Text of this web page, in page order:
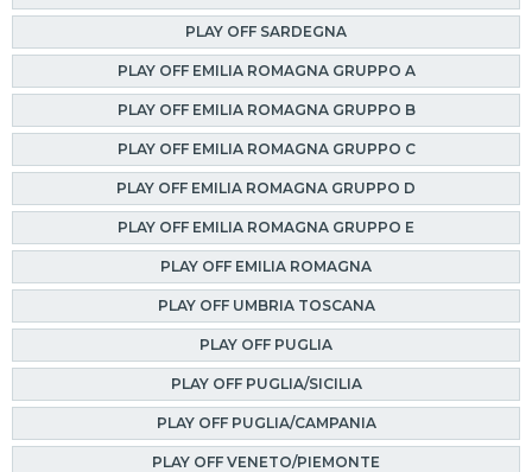
PLAY OFF SARDEGNA
PLAY OFF EMILIA ROMAGNA GRUPPO A
PLAY OFF EMILIA ROMAGNA GRUPPO B
PLAY OFF EMILIA ROMAGNA GRUPPO C
PLAY OFF EMILIA ROMAGNA GRUPPO D
PLAY OFF EMILIA ROMAGNA GRUPPO E
PLAY OFF EMILIA ROMAGNA
PLAY OFF UMBRIA TOSCANA
PLAY OFF PUGLIA
PLAY OFF PUGLIA/SICILIA
PLAY OFF PUGLIA/CAMPANIA
PLAY OFF VENETO/PIEMONTE